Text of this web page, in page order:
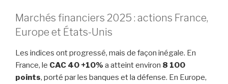
Marchés financiers 2025 : actions France,
Europe et États-Unis
Les indices ont progressé, mais de façon inégale. En
France, le CAC 40 +10% a atteint environ 8 100
points, porté par les banques et la défense. En Europe,